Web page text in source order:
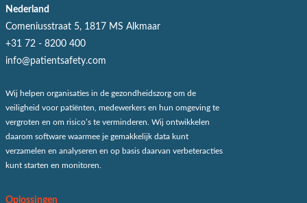
Nederland
Comeniusstraat 5, 1817 MS Alkmaar
+31 72 - 8200 400
info@patientsafety.com
Wij helpen organisaties in de gezondheidszorg om de
veiligheid voor patiënten, medewerkers en hun omgeving te
vergroten en om risico’s te verminderen. Wij ontwikkelen
daarom software waarmee je gemakkelijk data kunt
verzamelen en analyseren en op basis daarvan verbeteracties
kunt starten en monitoren.
Oplossingen